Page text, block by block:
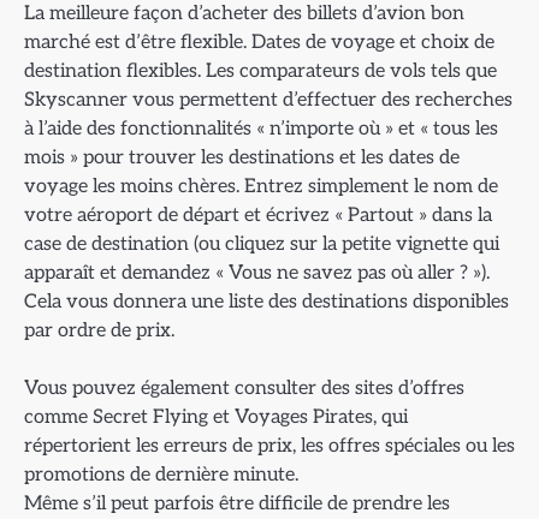
La meilleure façon d’acheter des billets d’avion bon
marché est d’être flexible. Dates de voyage et choix de
destination flexibles. Les comparateurs de vols tels que
Skyscanner vous permettent d’effectuer des recherches
à l’aide des fonctionnalités « n’importe où » et « tous les
mois » pour trouver les destinations et les dates de
voyage les moins chères. Entrez simplement le nom de
votre aéroport de départ et écrivez « Partout » dans la
case de destination (ou cliquez sur la petite vignette qui
apparaît et demandez « Vous ne savez pas où aller ? »).
Cela vous donnera une liste des destinations disponibles
par ordre de prix.
Vous pouvez également consulter des sites d’offres
comme Secret Flying et Voyages Pirates, qui
répertorient les erreurs de prix, les offres spéciales ou les
promotions de dernière minute.
Même s’il peut parfois être difficile de prendre les